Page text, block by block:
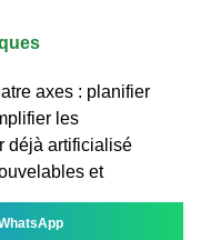
axes : planifier
les
déjà artificialisé
et